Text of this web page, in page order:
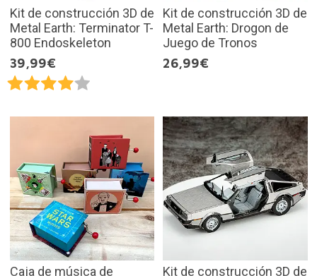
Kit de construcción 3D de
Metal Earth: Terminator T-
800 Endoskeleton
39,99€
Kit de construcción 3D de
Metal Earth: Drogon de
Juego de Tronos
26,99€
Caja de música de
Kit de construcción 3D de